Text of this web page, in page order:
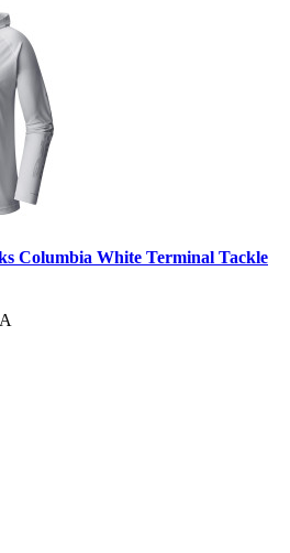
Columbia White Terminal Tackle